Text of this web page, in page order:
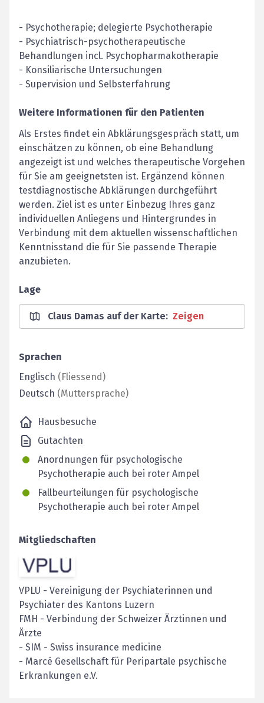
- Psychotherapie; delegierte Psychotherapie
- Psychiatrisch-psychotherapeutische
Behandlungen incl. Psychopharmakotherapie
- Konsiliarische Untersuchungen
- Supervision und Selbsterfahrung
Weitere Informationen für den Patienten
Als Erstes findet ein Abklärungsgespräch statt, um
einschätzen zu können, ob eine Behandlung
angezeigt ist und welches therapeutische Vorgehen
für Sie am geeignetsten ist. Ergänzend können
testdiagnostische Abklärungen durchgeführt
werden. Ziel ist es unter Einbezug Ihres ganz
individuellen Anliegens und Hintergrundes in
Verbindung mit dem aktuellen wissenschaftlichen
Kenntnisstand die für Sie passende Therapie
anzubieten.
Lage
Claus Damas auf der Karte: Zeigen
Sprachen
Englisch (Fliessend)
Deutsch (Muttersprache)
Hausbesuche
Gutachten
Anordnungen für psychologische
Psychotherapie auch bei roter Ampel
Fallbeurteilungen für psychologische
Psychotherapie auch bei roter Ampel
Mitgliedschaften
VPLU - Vereinigung der Psychiaterinnen und
Psychiater des Kantons Luzern
FMH - Verbindung der Schweizer Ärztinnen und
Ärzte
- SIM - Swiss insurance medicine
- Marcé Gesellschaft für Peripartale psychische
Erkrankungen e.V.